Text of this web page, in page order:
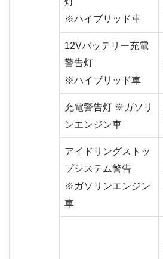
※ハイブリッド車
12Vバッテリー充電
警告灯
※ハイブリッド車
充電警告灯 ※ガソリ
ンエンジン車
アイドリングストッ
プシステム警告
※ガソリンエンジン
車